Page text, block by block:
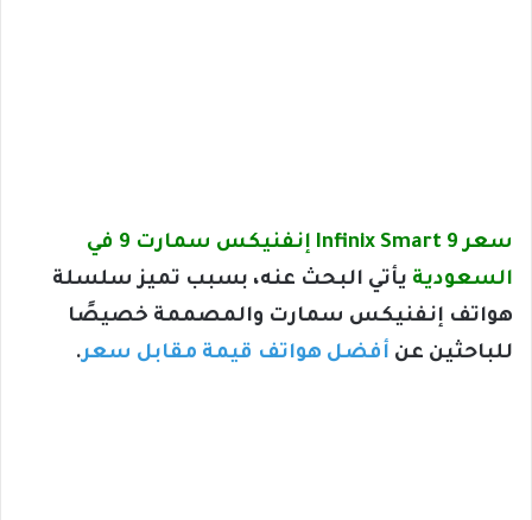
سعر Infinix Smart 9 إنفنيكس سمارت 9 في
السعودية يأتي البحث عنه، بسبب تميز سلسلة
هواتف إنفنيكس سمارت والمصممة خصيصًا
للباحثين عن أفضل هواتف قيمة مقابل سعر.